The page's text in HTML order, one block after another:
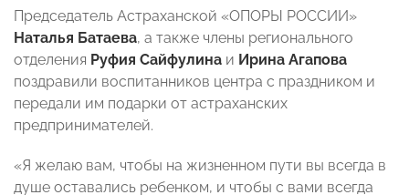
Председатель Астраханской «ОПОРЫ РОССИИ»
Наталья Батаева, а также члены регионального
отделения Руфия Сайфулина и Ирина Агапова
поздравили воспитанников центра с праздником и
передали им подарки от астраханских
предпринимателей.
«Я желаю вам, чтобы на жизненном пути вы всегда в
душе оставались ребенком, и чтобы с вами всегда